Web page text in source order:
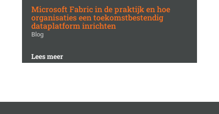
Microsoft Fabric in de praktijk en hoe
organisaties een toekomstbestendig
dataplatform inrichten
Blog
Lees meer